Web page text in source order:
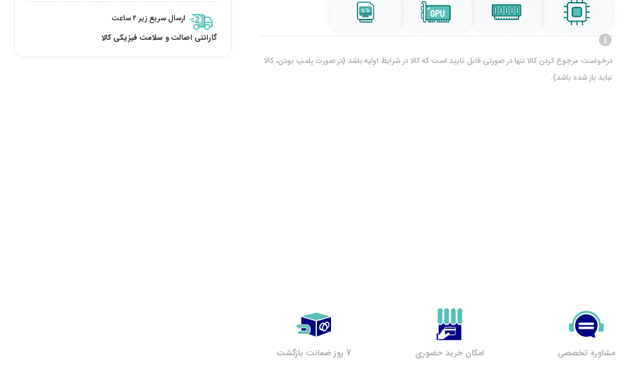
درخواست مرجوع کردن کالا تنها در صورتی قابل تایید است که کالا در شرایط اولیه باشد (در صورت پلمپ بودن، کالا
نباید باز شده باشد).
مشاوره تخصصی امکان خرید حضوری 7 روز ضمانت بازگشت
ارسال سریع زیر 2 ساعت
گارانتی اصالت و سلامت فیزیکی کالا